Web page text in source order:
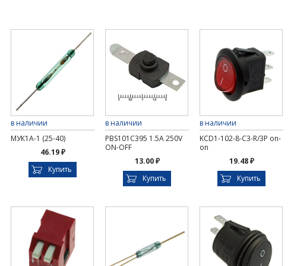
в наличии
МУК1А-1 (25-40)
46.19 ₽
Купить
в наличии
PBS101C395 1.5A 250V
ON-OFF
13.00 ₽
Купить
в наличии
KCD1-102-8-C3-R/3P on-
on
19.48 ₽
Купить